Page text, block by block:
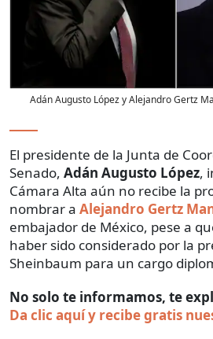
Adán Augusto López y Alejandro Gertz
El presidente de la Junta de
Senado, Adán Augusto López,
Cámara Alta aún no recibe la
nombrar a Alejandro Gertz
embajador de México, pese a
haber sido considerado por la
Sheinbaum para un cargo
No solo te informamos, te
Da clic aquí y recibe gratis